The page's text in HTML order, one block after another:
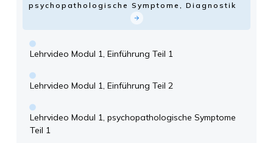
psychopathologische Symptome, Diagnostik
Lehrvideo Modul 1, Einführung Teil 1
Lehrvideo Modul 1, Einführung Teil 2
Lehrvideo Modul 1, psychopathologische Symptome
Teil 1